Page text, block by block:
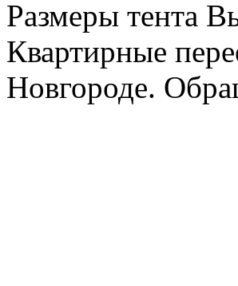
Размеры тента
Квартирные
Новгороде.